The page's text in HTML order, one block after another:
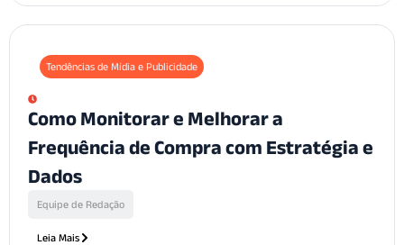
Tendências de Mídia e Publicidade
Como Monitorar e Melhorar a
Frequência de Compra com Estratégia e
Dados
Equipe de Redação
Leia Mais